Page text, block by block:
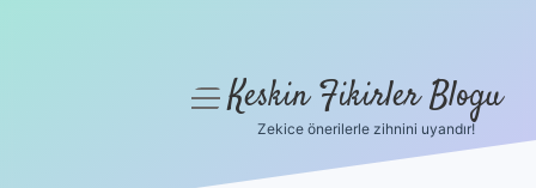
menüyüKeskin Fikirler Blogu
Zekice önerilerle zihnini uyandır!